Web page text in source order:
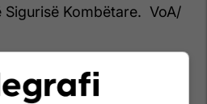
Kombëtare. VoA/